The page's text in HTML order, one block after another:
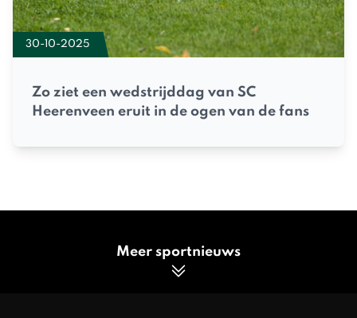
30-10-2025
Zo ziet een wedstrijddag van SC
Heerenveen eruit in de ogen van de fans
Meer sportnieuws